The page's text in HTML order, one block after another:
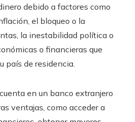
debido a factores como
el bloqueo o la
la inestabilidad política o
o financieras que
país de residencia.
en un banco extranjero
ventajas, como acceder a